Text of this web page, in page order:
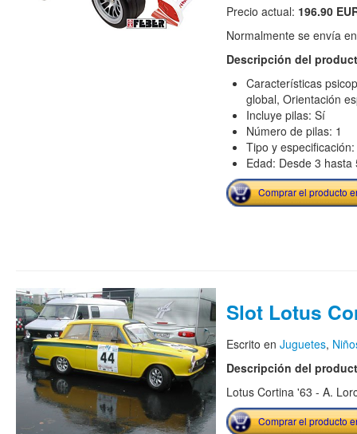
Precio actual: 196.90
Normalmente se envía
Descripción del
Características
global, Orientación
Incluye pilas: Sí
Número de pilas: 1
Tipo y
Edad: Desde 3 hasta
Comprar el producto
Slot Lotus
Escrito en Juguetes,
Descripción del
Lotus Cortina '63 - A.
Comprar el producto